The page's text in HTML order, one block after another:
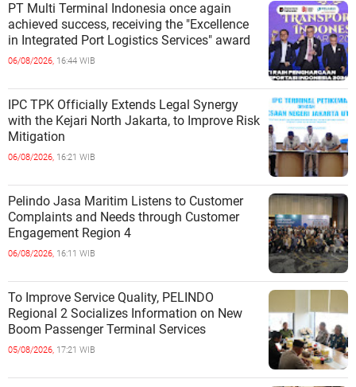
PT Multi Terminal Indonesia once again
achieved success, receiving the "Excellence
in Integrated Port Logistics Services" award
06/08/2026, 16:44 WIB
IPC TPK Officially Extends Legal Synergy
with the Kejari North Jakarta, to Improve Risk
Mitigation
06/08/2026, 16:21 WIB
Pelindo Jasa Maritim Listens to Customer
Complaints and Needs through Customer
Engagement Region 4
06/08/2026, 16:11 WIB
To Improve Service Quality, PELINDO
Regional 2 Socializes Information on New
Boom Passenger Terminal Services
05/08/2026, 17:21 WIB